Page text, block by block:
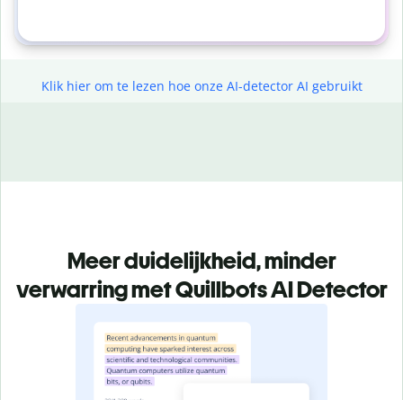
Klik hier om te lezen hoe onze AI-detector AI gebruikt
Meer duidelijkheid, minder
verwarring met Quillbots AI Detector